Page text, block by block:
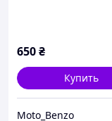
650₴
Купить
Moto_Benzo